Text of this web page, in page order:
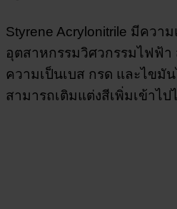
Styrene Acrylonitrile มีควา
อุตสาหกรรมวิศวกรรมไฟฟ้
ความเป็นเบส กรด และไขมั
สามารถเติมแต่งสีเพิ่มเข้าไป